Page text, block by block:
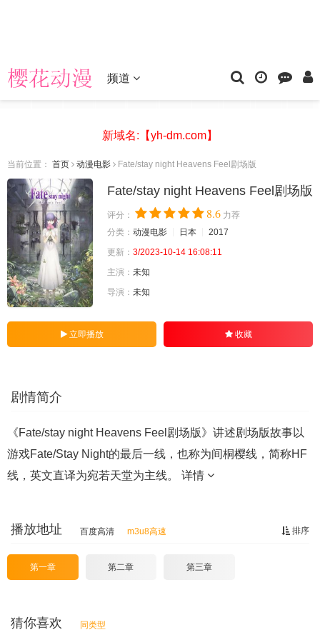
频道
新域名:【yh-dm.com】
当前位置： 首页 动漫电影 Fate/stay night Heavens Feel剧场版
Fate/stay night Heavens Feel剧场版
评分： 8.6 力荐
分类： 动漫电影 日本
2017
更新： 3/2023-10-14 16:08:11
主演： 未知
导演： 未知
立即播放 收藏
剧情简介
《Fate/stay night Heavens Feel剧场版》讲述剧场版故事以
游戏Fate/Stay Night的最后一线，也称为间桐樱线，简称HF
线，英文直译为宛若天堂为主线。
详情
排序
播放地址 百度高清 m3u8高速
第一章 第二章 第三章
猜你喜欢 同类型